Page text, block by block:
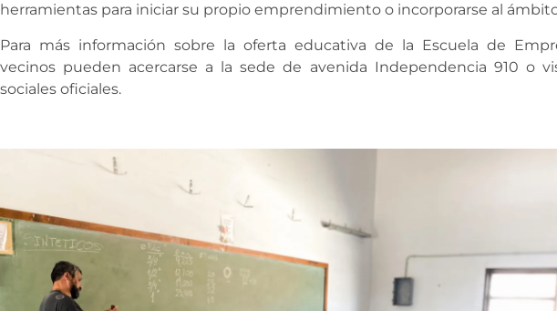
herramientas para iniciar su propio emprendimiento o incorporarse al
Para más información sobre la oferta educativa de la Escuela de
vecinos pueden acercarse a la sede de avenida Independencia 910 o
sociales oficiales.